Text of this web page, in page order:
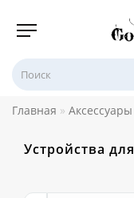
Главная Аксессуары
Устройства